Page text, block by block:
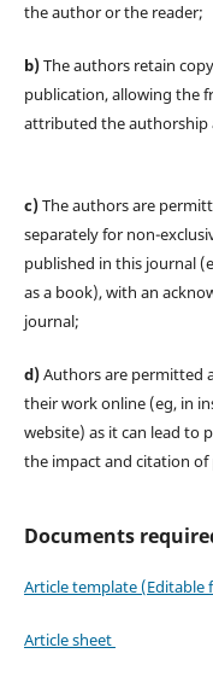
the author or the reader;
b)The authors retain
publication, allowing the
attributed the authorship
c)The authors are
separately for non-
published in this journal
as a book), with an
journal;
d)Authors are permitted
their work online (eg, in
website) as it can lead to
the impact and citation
Documents
Article template (Editable
Article sheet